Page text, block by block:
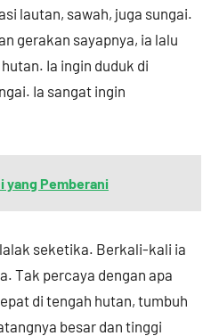
lautan, sawah, juga sungai.
gerakan sayapnya, ia lalu
Ia ingin duduk di
Ia sangat ingin
yang Pemberani
seketika. Berkali-kali ia
Tak percaya dengan apa
di tengah hutan, tumbuh
besar dan tinggi